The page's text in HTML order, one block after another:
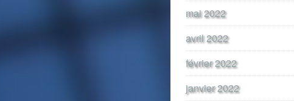
mai 2022
avril 2022
février 2022
janvier 2022